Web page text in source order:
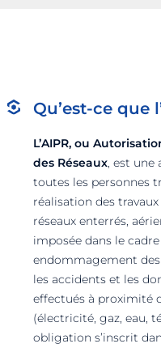
Qu’est-ce que
L’AIPR, ou
des Réseaux, est
toutes les personnes
réalisation des
réseaux enterrés,
imposée dans le
endommagement des
les accidents et les
effectués à proximité
(électricité, gaz, eau,
obligation s’inscrit